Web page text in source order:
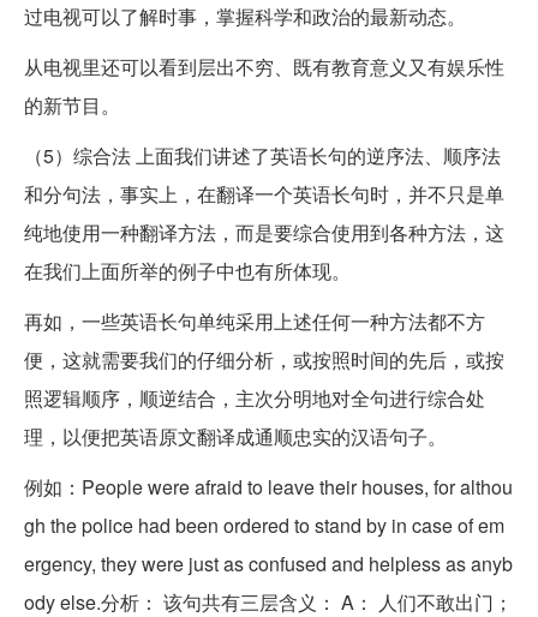
过电视可以了解时事，掌握科学和政治的最新动态。
从电视里还可以看到层出不穷、既有教育意义又有娱乐性
的新节目。
（5）综合法 上面我们讲述了英语长句的逆序法、顺序法
和分句法，事实上，在翻译一个英语长句时，并不只是单
纯地使用一种翻译方法，而是要综合使用到各种方法，这
在我们上面所举的例子中也有所体现。
再如，一些英语长句单纯采用上述任何一种方法都不方
便，这就需要我们的仔细分析，或按照时间的先后，或按
照逻辑顺序，顺逆结合，主次分明地对全句进行综合处
理，以便把英语原文翻译成通顺忠实的汉语句子。
例如：People were afraid to leave their houses, for althou
gh the police had been ordered to stand by in case of em
ergency, they were just as confused and helpless as anyb
ody else.分析： 该句共有三层含义： A： 人们不敢出门；